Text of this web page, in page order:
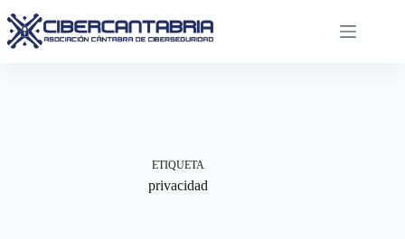
al
contenido
ETIQUETA
privacidad